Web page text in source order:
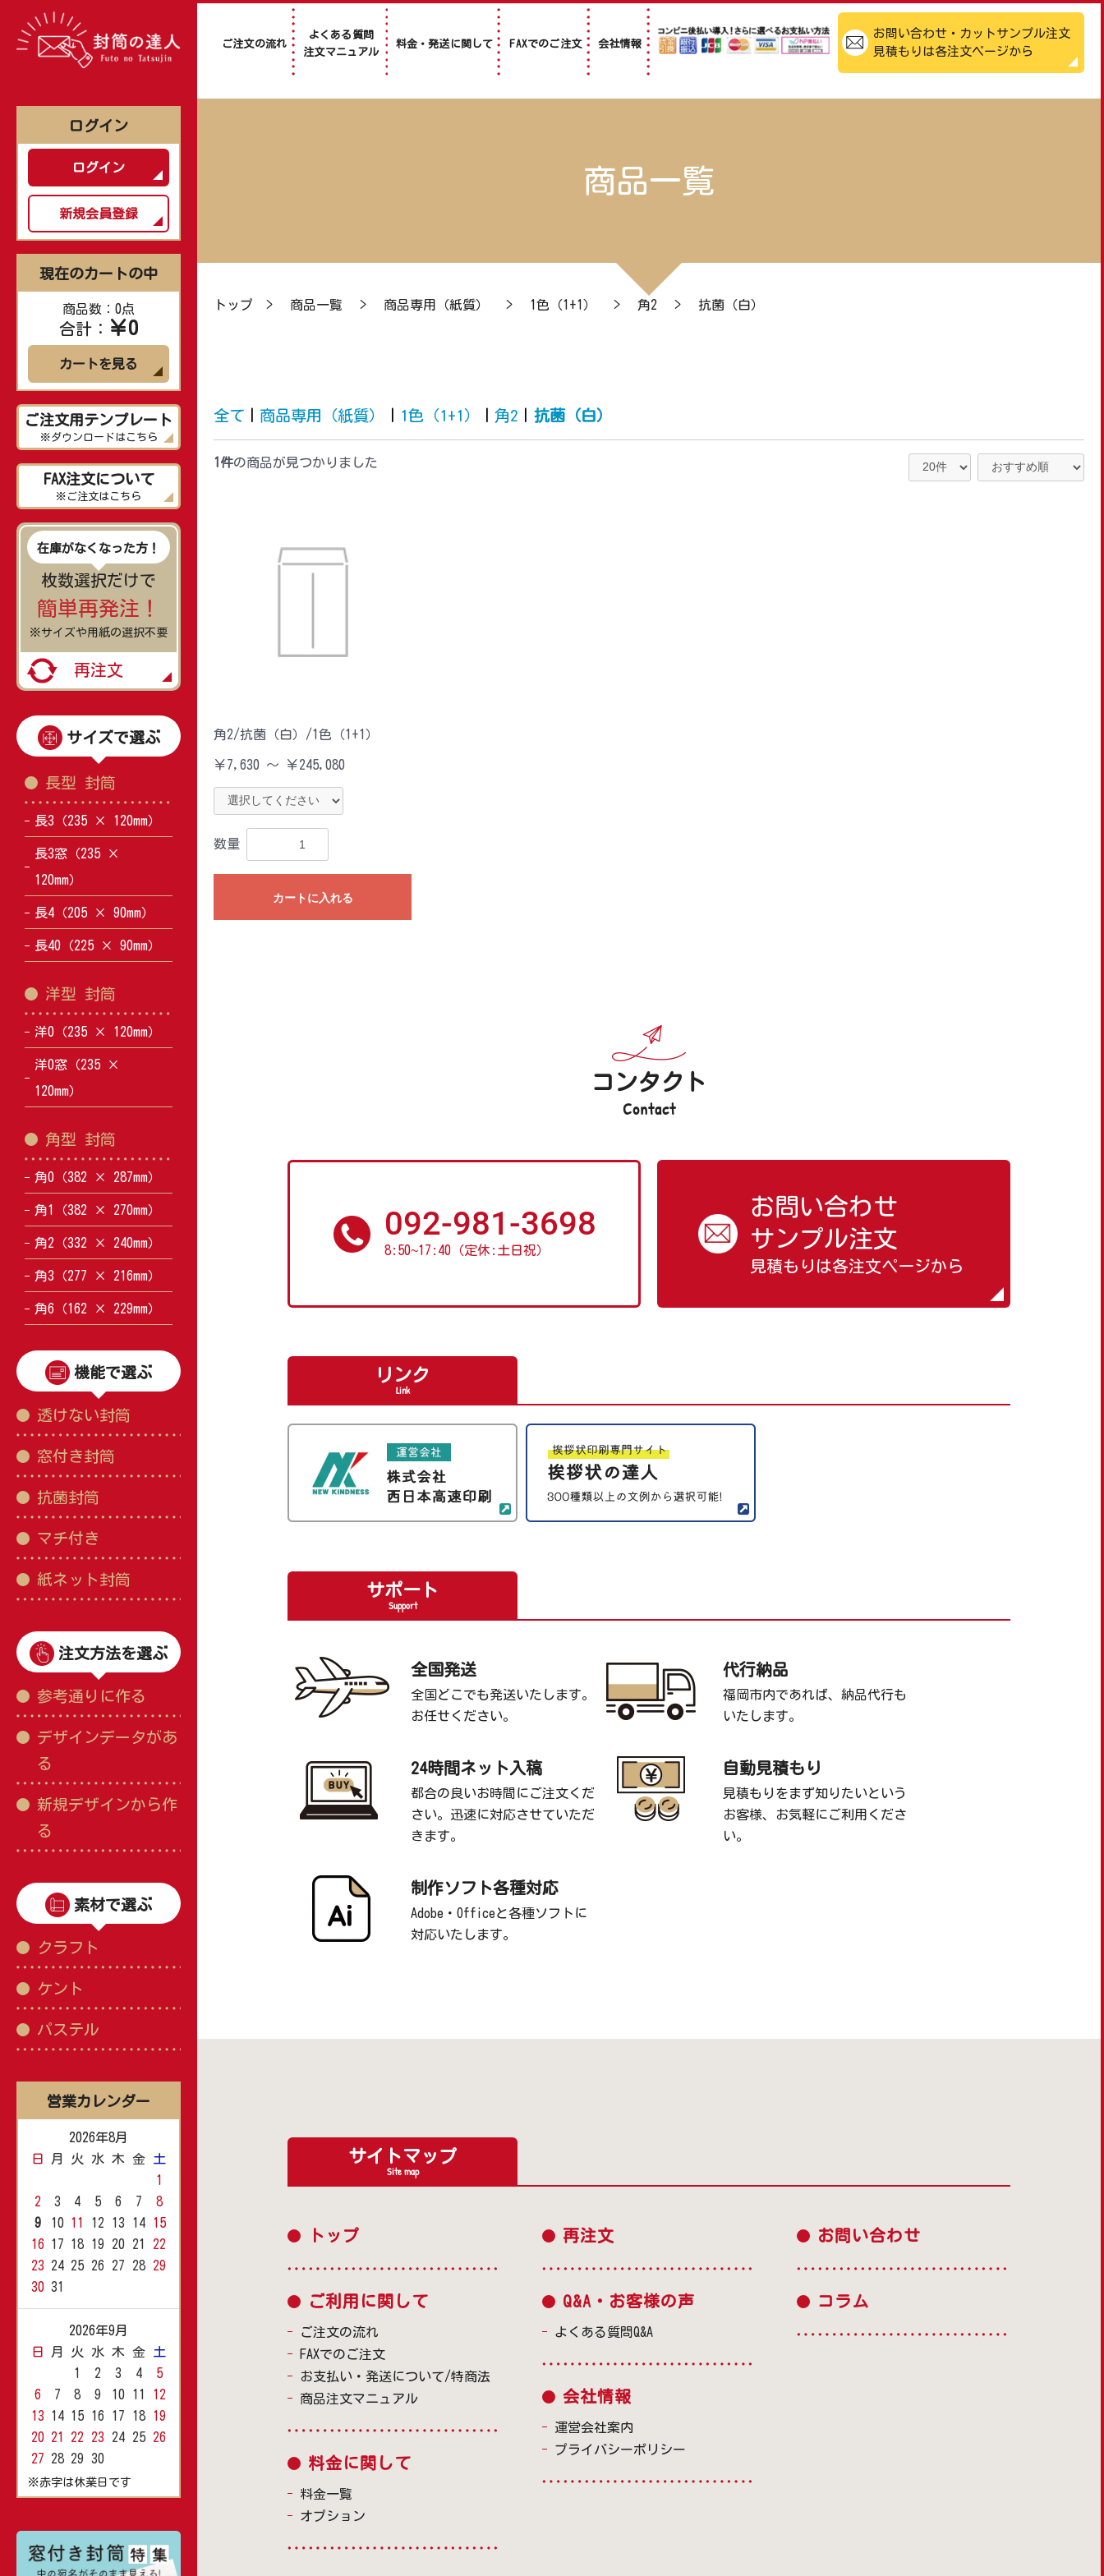
ご注文の流れ
よくある質問
注文マニュアル
料金・発送に関して FAXでのご注文 会社情報
お問い合わせ・カットサンプル注文
見積もりは各注文ページから
ログイン
ログイン
新規会員登録
現在のカートの中
商品数：0点
合計： ￥0
カートを見る
ご注文用テンプレート
※ダウンロードはこちら
FAX注文について
※ご注文はこちら
在庫がなくなった方！
枚数選択だけで
簡単再発注！
※サイズや用紙の選択不要
再注文
サイズで選ぶ
長型 封筒
長3（235 × 120mm）
長3窓（235 ×
120mm）
長4（205 × 90mm）
長40（225 × 90mm）
洋型 封筒
洋0（235 × 120mm）
洋0窓（235 ×
120mm）
角型 封筒
角0（382 × 287mm）
角1（382 × 270mm）
角2（332 × 240mm）
角3（277 × 216mm）
角6（162 × 229mm）
機能で選ぶ
透けない封筒
窓付き封筒
抗菌封筒
マチ付き
紙ネット封筒
注文方法を選ぶ
参考通りに作る
デザインデータがあ
る
新規デザインから作
る
素材で選ぶ
クラフト
ケント
パステル
営業カレンダー
2026年8月
日
月 火 水 木 金
土
1
2
3 4 5 6 7
8
9
10 11 12 13 14
15
16
17 18 19 20 21
22
23 24 25 26 27 28
29
30 31
2026年9月
日
月 火 水 木 金
土
1
2 3 4
5
6
7 8 9 10 11
12
13 14 15 16 17 18
19
20 21 22 23 24 25
26
27
28 29 30
※赤字は休業日です
商品一覧
トップ > 商品一覧 > 商品専用（紙質） > 1色（1+1） > 角2 > 抗菌（白）
全て 商品専用（紙質） 1色（1+1） 角2 抗菌（白）
1件の商品が見つかりました
角2/抗菌（白）/1色（1+1）
￥7,630 ～ ￥245,080
数量
カートに入れる
コンタクト
Contact
092-981-3698
8:50~17:40（定休:土日祝）
お問い合わせ
サンプル注文
見積もりは各注文ページから
リンク
Link
サポート
Support
全国発送
全国どこでも発送いたします。
お任せください。
代行納品
福岡市内であれば、納品代行も
いたします。
24時間ネット入稿
都合の良いお時間にご注文くだ
さい。迅速に対応させていただ
きます。
自動見積もり
見積もりをまず知りたいという
お客様、お気軽にご利用くださ
い。
制作ソフト各種対応
Adobe・Officeと各種ソフトに
対応いたします。
サイトマップ
Site map
トップ
ご利用に関して
ご注文の流れ
FAXでのご注文
お支払い・発送について/特商法
商品注文マニュアル
料金に関して
料金一覧
オプション
再注文
Q&A・お客様の声
よくある質問Q&A
会社情報
運営会社案内
プライバシーポリシー
お問い合わせ
コラム